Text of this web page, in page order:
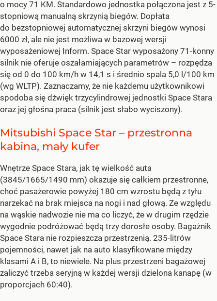
o mocy 71 KM. Standardowo jednostka połączona jest z 5-
stopniową manualną skrzynią biegów. Dopłata
do bezstopniowej automatycznej skrzyni biegów wynosi
6000 zł, ale nie jest możliwa w bazowej wersji
wyposażeniowej Inform. Space Star wyposażony 71-konny
silnik nie oferuje oszałamiających parametrów – rozpędza
się od 0 do 100 km/h w 14,1 s i średnio spala 5,0 l/100 km
(wg WLTP). Zaznaczamy, że nie każdemu użytkownikowi
spodoba się dźwięk trzycylindrowej jednostki Space Stara
oraz jej głośna praca (silnik jest słabo wyciszony).
Mitsubishi Space Star – przestronna
kabina, mały kufer
Wnętrze Space Stara, jak tę wielkość auta
(3845/1665/1490 mm) okazuje się całkiem przestronne,
choć pasażerowie powyżej 180 cm wzrostu będą z tyłu
narzekać na brak miejsca na nogi i nad głową. Ze względu
na wąskie nadwozie nie ma co liczyć, że w drugim rzędzie
wygodnie podróżować będą trzy dorosłe osoby. Bagażnik
Space Stara nie rozpieszcza przestrzenią. 235-litrów
pojemności, nawet jak na auto klasyfikowane między
klasami A i B, to niewiele. Na plus przestrzeni bagażowej
zaliczyć trzeba seryjną w każdej wersji dzielona kanapę (w
proporcjach 60:40).